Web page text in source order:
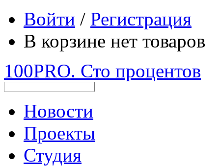
Войти / Регистрация
В корзине нет товаров
100PRO. Сто процентов
Новости
Проекты
Студия